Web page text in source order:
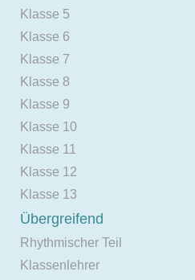
Klasse 5
Klasse 6
Klasse 7
Klasse 8
Klasse 9
Klasse 10
Klasse 11
Klasse 12
Klasse 13
Übergreifend
Rhythmischer Teil
Klassenlehrer